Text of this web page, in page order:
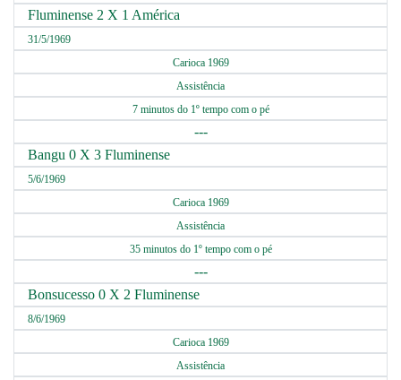
Fluminense 2 X 1 América
31/5/1969
Carioca 1969
Assistência
7 minutos do 1º tempo com o pé
---
Bangu 0 X 3 Fluminense
5/6/1969
Carioca 1969
Assistência
35 minutos do 1º tempo com o pé
---
Bonsucesso 0 X 2 Fluminense
8/6/1969
Carioca 1969
Assistência